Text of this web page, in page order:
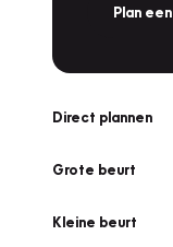
Plan
Direct plannen
Grote beurt
Kleine beurt